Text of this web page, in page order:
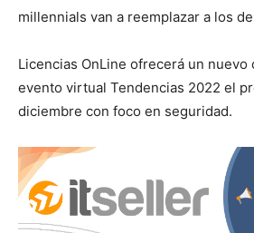
millennials van a reemplazar a los
Licencias OnLine ofrecerá un nuevo
evento virtual Tendencias 2022 el
diciembre con foco en seguridad.